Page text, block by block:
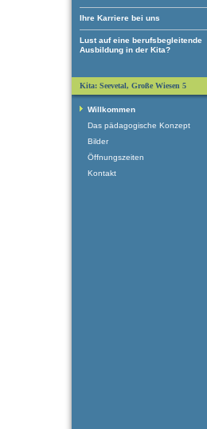
Ihre Karriere bei uns
Lust auf eine berufsbegleitende
Ausbildung in der Kita?
Kita: Seevetal, Große Wiesen 5
Willkommen
Das pädagogische Konzept
Bilder
Öffnungszeiten
Kontakt